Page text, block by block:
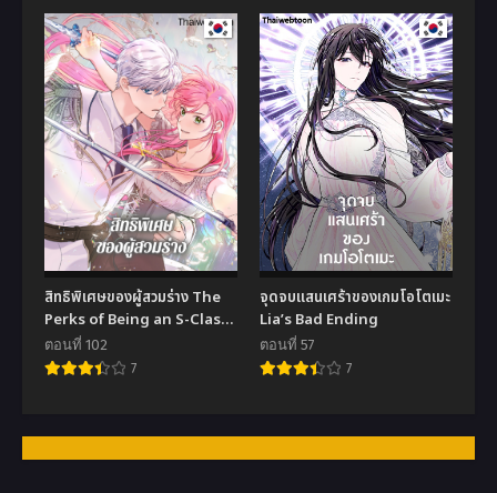
สิทธิพิเศษของผู้สวมร่าง The
Perks of Being an S-Class
Heroine
ตอนที่ 102
7
จุดจบแสนเศร้าของเกมโอโตเมะ
Lia’s Bad Ending
ตอนที่ 57
7